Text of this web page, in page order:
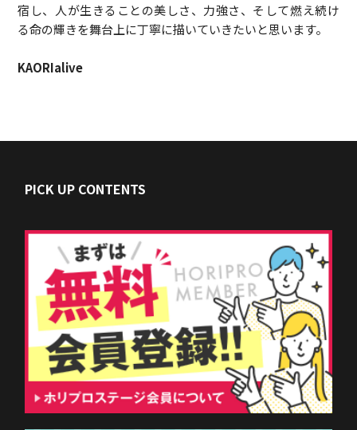
宿し、人が生きることの美しさ、力強さ、そして燃え続け
る命の輝きを舞台上に丁寧に描いていきたいと思います。
KAORIalive
PICK UP CONTENTS